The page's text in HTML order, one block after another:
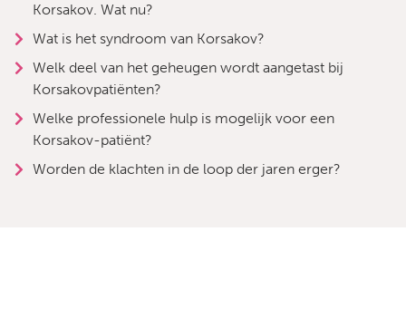
Korsakov. Wat nu?
Wat is het syndroom van Korsakov?
Welk deel van het geheugen wordt aangetast bij
Korsakovpatiënten?
Welke professionele hulp is mogelijk voor een
Korsakov-patiënt?
Worden de klachten in de loop der jaren erger?